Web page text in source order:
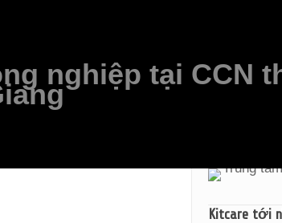
nghiệp tại CCN
Kitcare tới